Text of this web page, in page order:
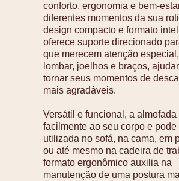
conforto, ergonomia e bem-
diferentes momentos da sua
design compacto e formato
oferece suporte direcionado
que merecem atenção
lombar, joelhos e braços,
tornar seus momentos de
mais agradáveis.
Versátil e funcional, a almofada
facilmente ao seu corpo e pode
utilizada no sofá, na cama, em
ou até mesmo na cadeira de
formato ergonômico auxilia na
manutenção de uma postura